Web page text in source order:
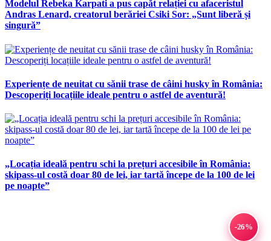
Modelul Rebeka Karpati a pus capăt relației cu afaceristul
Andras Lenard, creatorul berăriei Csiki Sor: „Sunt liberă și
singură”
Experiențe de neuitat cu sănii trase de câini husky în România:
Descoperiți locațiile ideale pentru o astfel de aventură!
„Locația ideală pentru schi la prețuri accesibile în România:
skipass-ul costă doar 80 de lei, iar tartă începe de la 100 de lei
pe noapte”
-26%